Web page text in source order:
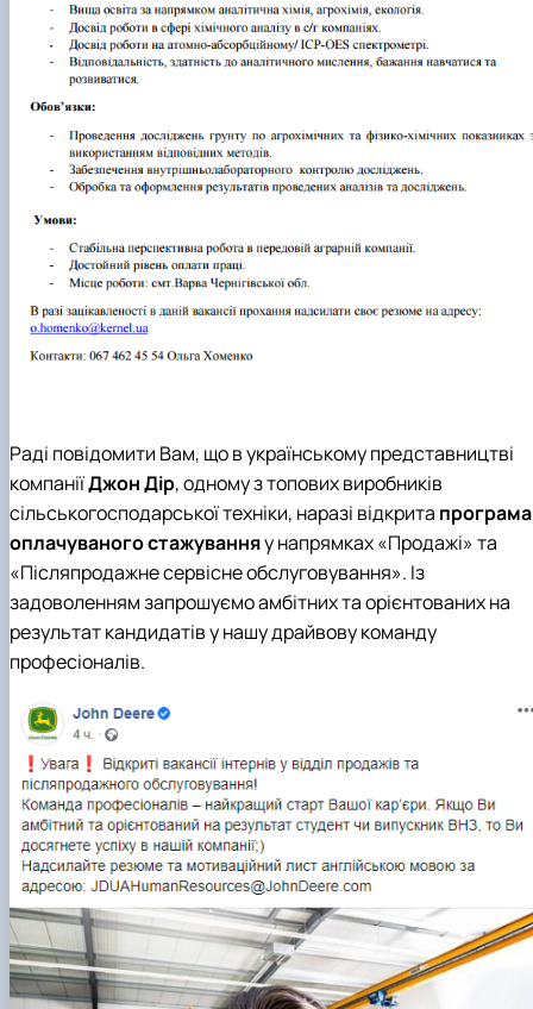
Раді повідомити Вам, що в українському представництві
компаніїДжон Дір, одному з топових виробників
сільськогосподарської техніки, наразі відкрита програма
оплачуваного стажуванняу напрямках «Продажі» та
«Післяпродажне сервісне обслуговування». Із
задоволенням запрошуємо амбітних та орієнтованих на
результат кандидатів у нашу драйвову команду
професіоналів.